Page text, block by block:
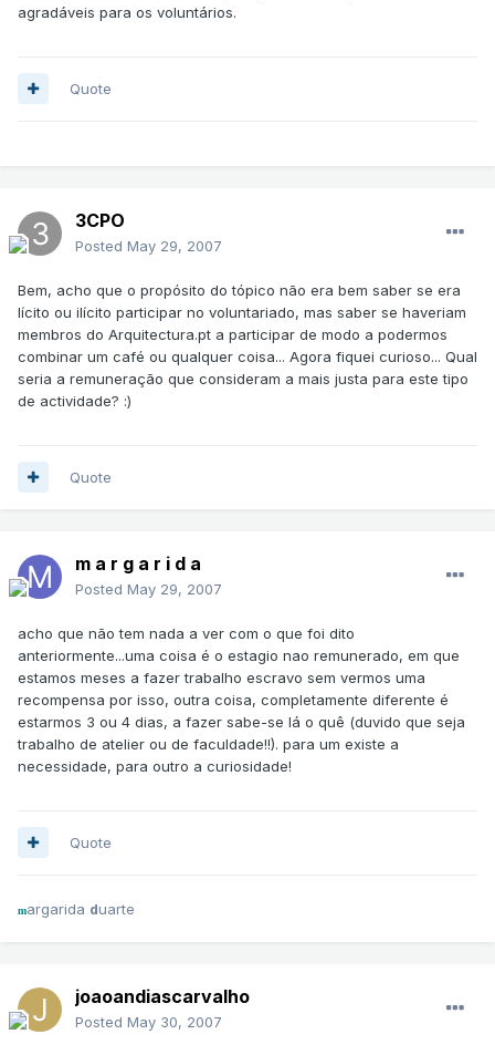
agradáveis para os voluntários.
Quote
3CPO
Posted May 29, 2007
Bem, acho que o propósito do tópico não era bem saber se era
lícito ou ilícito participar no voluntariado, mas saber se haveriam
membros do Arquitectura.pt a participar de modo a podermos
combinar um café ou qualquer coisa... Agora fiquei curioso... Qual
seria a remuneração que consideram a mais justa para este tipo
de actividade? :)
Quote
m a r g a r i d a
Posted May 29, 2007
acho que não tem nada a ver com o que foi dito
anteriormente...uma coisa é o estagio nao remunerado, em que
estamos meses a fazer trabalho escravo sem vermos uma
recompensa por isso, outra coisa, completamente diferente é
estarmos 3 ou 4 dias, a fazer sabe-se lá o quê (duvido que seja
trabalho de atelier ou de faculdade!!). para um existe a
necessidade, para outro a curiosidade!
Quote
margarida duarte
joaoandiascarvalho
Posted May 30, 2007